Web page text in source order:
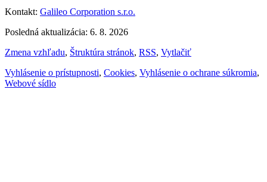
Kontakt: Galileo Corporation s.r.o.
Posledná aktualizácia: 6. 8. 2026
Zmena vzhľadu, Štruktúra stránok, RSS, Vytlačiť
Vyhlásenie o prístupnosti, Cookies, Vyhlásenie o ochrane súkromia,
Webové sídlo